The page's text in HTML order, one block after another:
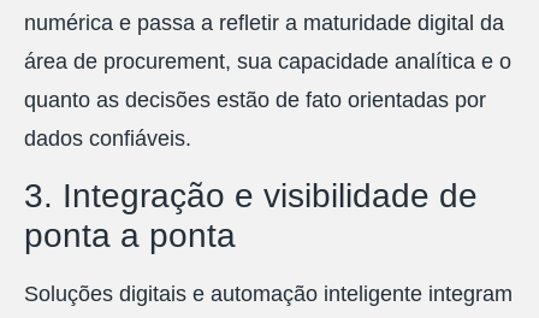
numérica e passa a refletir a maturidade digital da
área de procurement, sua capacidade analítica e o
quanto as decisões estão de fato orientadas por
dados confiáveis.
3. Integração e visibilidade de
ponta a ponta
Soluções digitais e automação inteligente integram